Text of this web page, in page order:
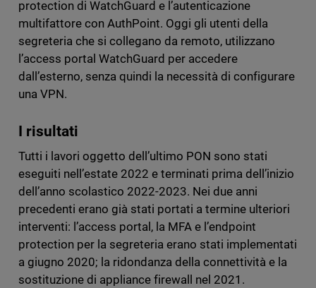
protection di WatchGuard e l’autenticazione
multifattore con AuthPoint. Oggi gli utenti della
segreteria che si collegano da remoto, utilizzano
l’access portal WatchGuard per accedere
dall’esterno, senza quindi la necessità di configurare
una VPN.
I risultati
Tutti i lavori oggetto dell’ultimo PON sono stati
eseguiti nell’estate 2022 e terminati prima dell’inizio
dell’anno scolastico 2022-2023. Nei due anni
precedenti erano già stati portati a termine ulteriori
interventi: l’access portal, la MFA e l’endpoint
protection per la segreteria erano stati implementati
a giugno 2020; la ridondanza della connettività e la
sostituzione di appliance firewall nel 2021.